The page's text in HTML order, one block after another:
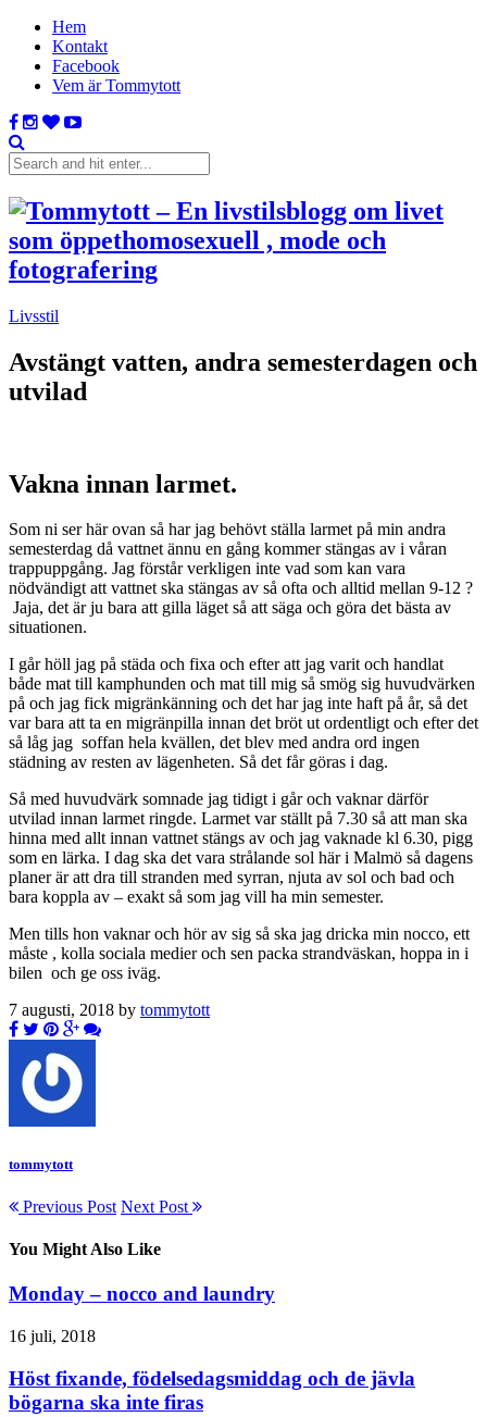
Hem
Kontakt
Facebook
Vem är Tommytott
Livsstil
Avstängt vatten, andra semesterdagen och
utvilad
Vakna innan larmet.
Som ni ser här ovan så har jag behövt ställa larmet på min andra
semesterdag då vattnet ännu en gång kommer stängas av i våran
trappuppgång. Jag förstår verkligen inte vad som kan vara
nödvändigt att vattnet ska stängas av så ofta och alltid mellan 9-12 ?
Jaja, det är ju bara att gilla läget så att säga och göra det bästa av
situationen.
I går höll jag på städa och fixa och efter att jag varit och handlat
både mat till kamphunden och mat till mig så smög sig huvudvärken
på och jag fick migränkänning och det har jag inte haft på år, så det
var bara att ta en migränpilla innan det bröt ut ordentligt och efter det
så låg jag soffan hela kvällen, det blev med andra ord ingen
städning av resten av lägenheten. Så det får göras i dag.
Så med huvudvärk somnade jag tidigt i går och vaknar därför
utvilad innan larmet ringde. Larmet var ställt på 7.30 så att man ska
hinna med allt innan vattnet stängs av och jag vaknade kl 6.30, pigg
som en lärka. I dag ska det vara strålande sol här i Malmö så dagens
planer är att dra till stranden med syrran, njuta av sol och bad och
bara koppla av – exakt så som jag vill ha min semester.
Men tills hon vaknar och hör av sig så ska jag dricka min nocco, ett
måste , kolla sociala medier och sen packa strandväskan, hoppa in i
bilen och ge oss iväg.
7 augusti, 2018 by tommytott
tommytott
Previous Post Next Post
You Might Also Like
Monday – nocco and laundry
16 juli, 2018
Höst fixande, födelsedagsmiddag och de jävla
bögarna ska inte firas